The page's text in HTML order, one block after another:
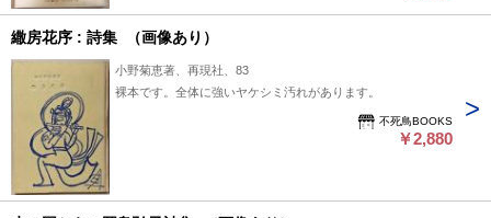
繖房花序 : 詩集 （画像あり）
小野菊恵著、再現社、83
裸本です。全体に強いヤケシミ汚れがあります。
不死鳥BOOKS
￥2,880